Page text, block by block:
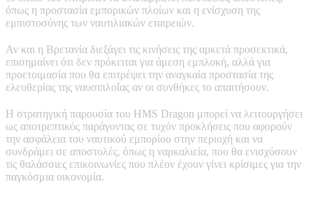
όπως η προστασία εμπορικών πλοίων και η ενίσχυση της
εμπιστοσύνης των ναυτιλιακών εταιρειών.
Αν και η Βρετανία διεξάγει τις κινήσεις της αρκετά προσεκτικά,
επισημαίνει ότι δεν πρόκειται για άμεση εμπλοκή, αλλά για
προετοιμασία που θα επιτρέψει την αναγκαία προστασία της
ελευθερίας της ναυσιπλοΐας αν οι συνθήκες το απαιτήσουν.
Η στρατηγική παρουσία του HMS Dragon μπορεί να λειτουργήσει
ως αποτρεπτικός παράγοντας σε τυχόν προκλήσεις που αφορούν
την ασφάλεια του ναυτικού εμπορίου στην περιοχή και να
συνδράμει σε αποστολές, όπως η ναρκαλιεία, που θα ενισχύσουν
τις θαλάσσιες επικοινωνίες που πλέον έχουν γίνει κρίσιμες για την
παγκόσμια οικονομία.